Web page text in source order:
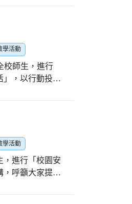
終將能匯集成
is Earth
訊息，並找到
一類回收物?從
都能成為資源回
學活動
校師生，進行
」，以行動投資
且願意展開減
善方式對待環
盡一分心力，善
校長
學活動
，進行「校園安
，呼籲大家提高